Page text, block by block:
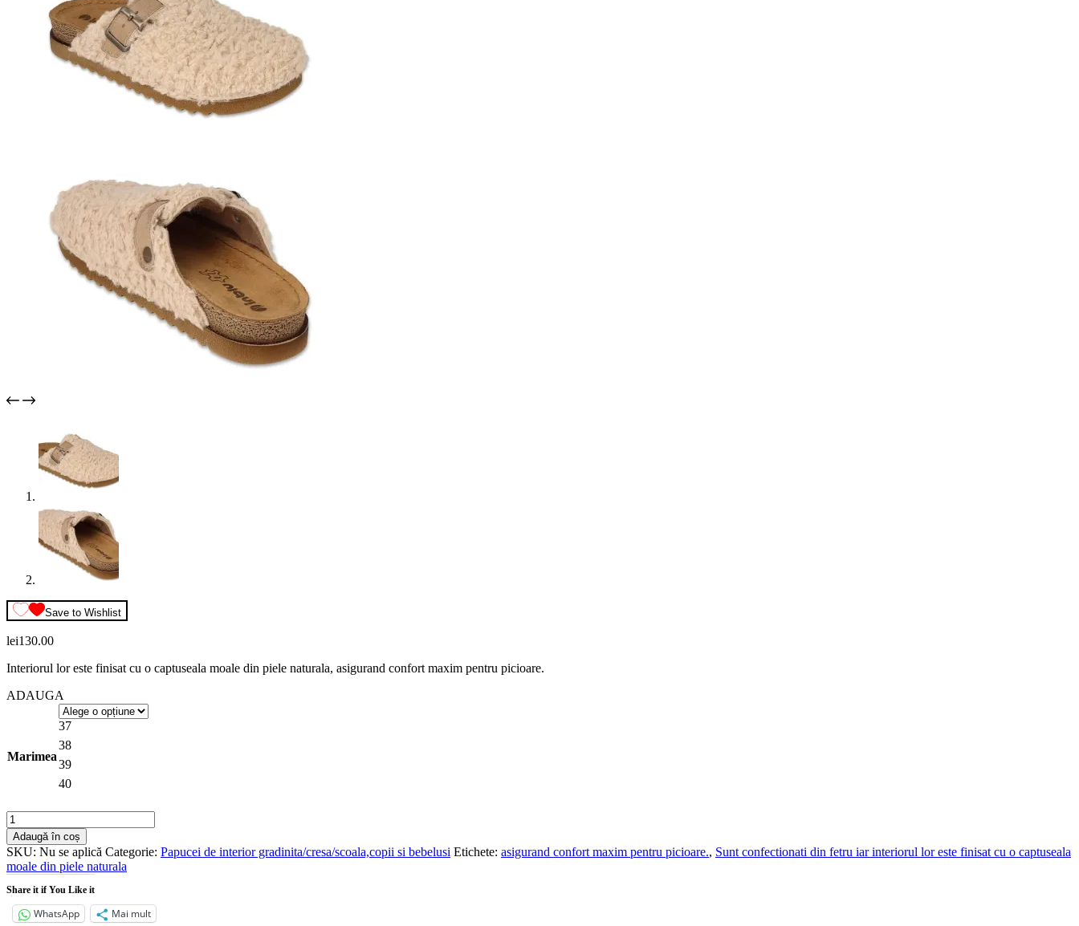
Save to Wishlist
lei130.00
Interiorul lor este finisat cu o captuseala moale din piele naturala, asigurand confort maxim pentru picioare.
ADAUGA
Marimea
37
38
39
40
Cantitate
Papuci
de
casa
cu
talpa
din
piele
Adaugă în coș
SKU: Nu se aplică Categorie: Papucei de interior gradinita/cresa/scoala,copii si bebelusi Etichete: asigurand confort maxim pentru picioare., Sunt confectionati din fetru iar interiorul lor este finisat cu o captuseala
moale din piele naturala
Share it if You Like it
WhatsApp Mai mult